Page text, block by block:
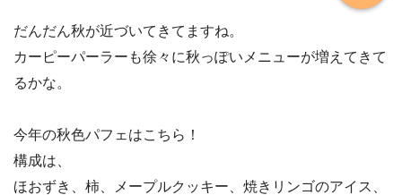
だんだん秋が近づいてきてますね。
カーピーパーラーも徐々に秋っぽいメニューが増えてきて
るかな。
今年の秋色パフェはこちら！
構成は、
ほおずき、柿、メープルクッキー、焼きリンゴのアイス、